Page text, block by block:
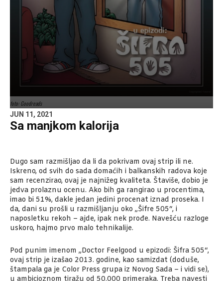
foto: Goodreads
JUN 11, 2021
Sa manjkom kalorija
Dugo sam razmišljao da li da pokrivam ovaj strip ili ne.
Iskreno, od svih do sada domaćih i balkanskih radova koje
sam recenzirao, ovaj je najnižeg kvaliteta. Štaviše, dobio je
jedva prolaznu ocenu. Ako bih ga rangirao u procentima,
imao bi 51%, dakle jedan jedini procenat iznad proseka. I
da, dani su prošli u razmišljanju oko „Šifre 505“, i
naposletku rekoh – ajde, ipak nek prođe. Navešću razloge
uskoro, hajmo prvo malo tehnikalije.
Pod punim imenom „Doctor Feelgood u epizodi: Šifra 505“,
ovaj strip je izašao 2013. godine, kao samizdat (doduše,
štampala ga je Color Press grupa iz Novog Sada – i vidi se),